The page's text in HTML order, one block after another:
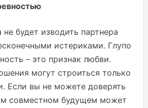
будет изводить партнера
истериками. Глупо
– это признак любви.
могут строиться только
Если вы не можете доверять
совместном будущем может